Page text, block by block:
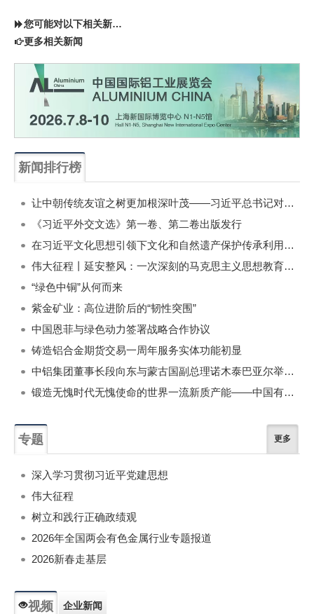
您可能对以下相关新闻同样感兴趣
更多相关新闻
新闻排行榜
让中朝传统友谊之树更加根深叶茂——习近平总书记对朝鲜进行国事访问纪实
《习近平外交文选》第一卷、第二卷出版发行
在习近平文化思想引领下文化和自然遗产保护传承利用工作开创新局面
伟大征程丨延安整风：一次深刻的马克思主义思想教育运动
“绿色中铜”从何而来
紫金矿业：高位进阶后的“韧性突围”
中国恩菲与绿色动力签署战略合作协议
铸造铝合金期货交易一周年服务实体功能初显
中铝集团董事长段向东与蒙古国副总理诺木泰巴亚尔举行会谈
锻造无愧时代无愧使命的世界一流新质产能——中国有色金属工业的战略应对与破局之道（二）
专题 更多
深入学习贯彻习近平党建思想
伟大征程
树立和践行正确政绩观
2026年全国两会有色金属行业专题报道
2026新春走基层
视频 企业新闻